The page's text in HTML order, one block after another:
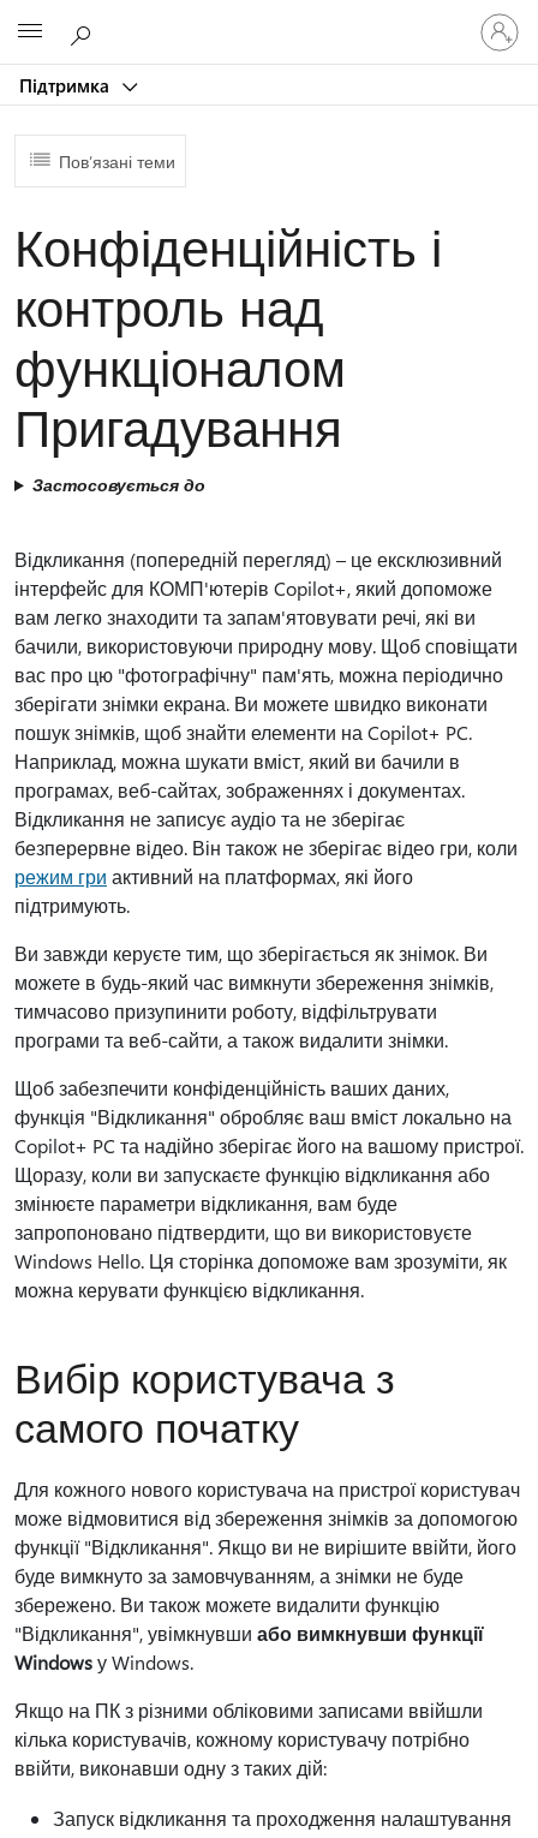
Підтримка
Увійдіть
свій
запис
Пов’язані теми
Конфіденційність і
контроль над
функціоналом
Пригадування
Застосовується до
Відкликання (попередній перегляд) – це ексклюзивний
інтерфейс для КОМП'ютерів Copilot+, який допоможе
вам легко знаходити та запам'ятовувати речі, які ви
бачили, використовуючи природну мову. Щоб сповіщати
вас про цю "фотографічну" пам'ять, можна періодично
зберігати знімки екрана. Ви можете швидко виконати
пошук знімків, щоб знайти елементи на Copilot+ PC.
Наприклад, можна шукати вміст, який ви бачили в
програмах, веб-сайтах, зображеннях і документах.
Відкликання не записує аудіо та не зберігає
безперервне відео. Він також не зберігає відео гри, коли
режим гри активний на платформах, які його
підтримують.
Ви завжди керуєте тим, що зберігається як знімок. Ви
можете в будь-який час вимкнути збереження знімків,
тимчасово призупинити роботу, відфільтрувати
програми та веб-сайти, а також видалити знімки.
Щоб забезпечити конфіденційність ваших даних,
функція "Відкликання" обробляє ваш вміст локально на
Copilot+ PC та надійно зберігає його на вашому пристрої.
Щоразу, коли ви запускаєте функцію відкликання або
змінюєте параметри відкликання, вам буде
запропоновано підтвердити, що ви використовуєте
Windows Hello. Ця сторінка допоможе вам зрозуміти, як
можна керувати функцією відкликання.
Вибір користувача з
самого початку
Для кожного нового користувача на пристрої користувач
може відмовитися від збереження знімків за допомогою
функції "Відкликання". Якщо ви не вирішите ввійти, його
буде вимкнуто за замовчуванням, а знімки не буде
збережено. Ви також можете видалити функцію
"Відкликання", увімкнувши або вимкнувши функції
Windowsу Windows.
Якщо на ПК з різними обліковими записами ввійшли
кілька користувачів, кожному користувачу потрібно
ввійти, виконавши одну з таких дій:
Запуск відкликання та проходження налаштування